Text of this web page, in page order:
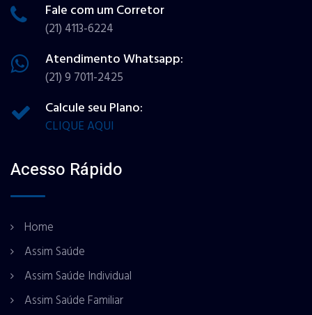
Fale com um Corretor
(21) 4113-6224
Atendimento Whatsapp:
(21) 9 7011-2425
Calcule seu Plano:
CLIQUE AQUI
Acesso Rápido
Home
Assim Saúde
Assim Saúde Individual
Assim Saúde Familiar